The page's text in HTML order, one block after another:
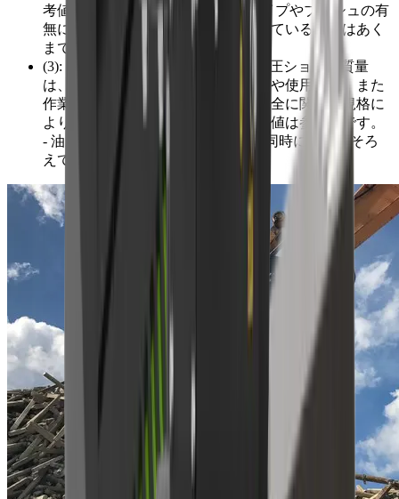
考値)。総質量は、ブラケットのタイプやブッシュの有
無により異なりますので、表示されている数値はあく
までも参考値です。
(3): 推奨油圧ショベル質量。 推奨油圧ショベル質量
は、油圧ショベル等建設機械の仕様や使用用途、また
作業内容や作業対象物、さらには安全に関する規格に
より異なります。表示されている数値は参考値です。
- 油圧設定の最小流量と最小圧力は同時に目盛をそろ
えてください